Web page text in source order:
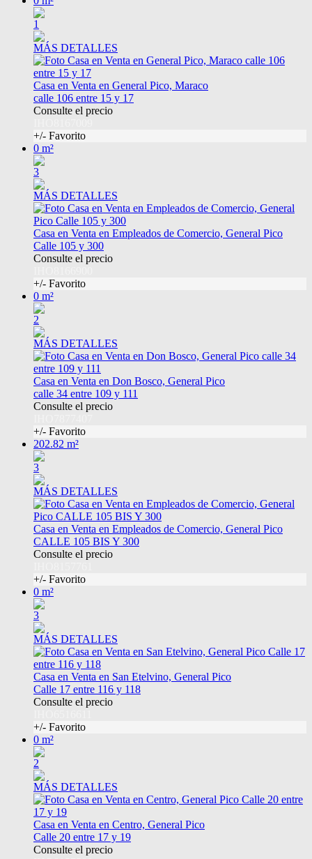
1
MÁS DETALLES
Casa en Venta en General Pico, Maraco
calle 106 entre 15 y 17
Consulte el precio
+/- Favorito
0 m²
3
MÁS DETALLES
Casa en Venta en Empleados de Comercio, General Pico
Calle 105 y 300
Consulte el precio
+/- Favorito
0 m²
2
MÁS DETALLES
Casa en Venta en Don Bosco, General Pico
calle 34 entre 109 y 111
Consulte el precio
+/- Favorito
202.82 m²
3
MÁS DETALLES
Casa en Venta en Empleados de Comercio, General Pico
CALLE 105 BIS Y 300
Consulte el precio
+/- Favorito
0 m²
3
MÁS DETALLES
Casa en Venta en San Etelvino, General Pico
Calle 17 entre 116 y 118
Consulte el precio
+/- Favorito
0 m²
2
MÁS DETALLES
Casa en Venta en Centro, General Pico
Calle 20 entre 17 y 19
Consulte el precio